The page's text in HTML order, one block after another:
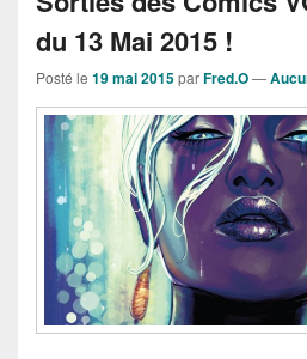
du 13 Mai 2015 !
Posté le 19 mai 2015parFred.O—